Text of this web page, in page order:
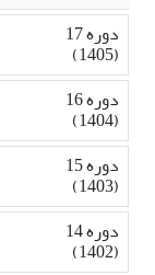
دوره 17
(1405)
دوره 16
(1404)
دوره 15
(1403)
دوره 14
(1402)